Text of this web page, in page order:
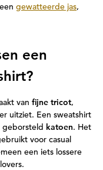
gewatteerde jas,
een
van fijne tricot,
uitziet. Een sweatshirt
geborsteld katoen. Het
voor casual
een iets lossere